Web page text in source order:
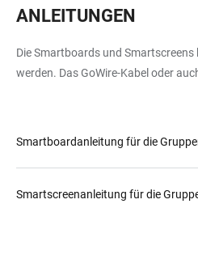
ANLEITUNGEN
Die Smartboards und
werden. Das GoWire-Kabel oder
Smartboardanleitung für die
Smartscreenanleitung für die